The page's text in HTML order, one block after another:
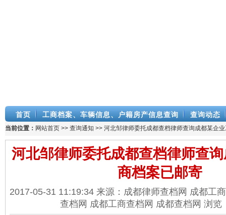
首页 工商档案、车辆信息、户籍房产信息查询 查询动态
当前位置： 网站首页 >> 查询通知 >> 河北邹律师委托成都查档律师查询成都某企
河北邹律师委托成都查档律师查
商档案已邮寄
2017-05-31 11:19:34 来源：成都律师查档网 成都工
查档网 成都工商查档网 成都查档网 浏览